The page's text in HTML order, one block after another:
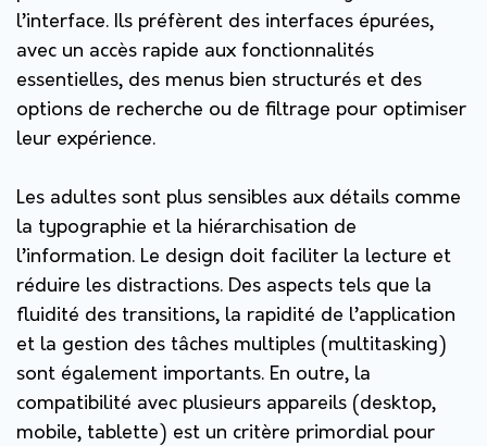
l’interface. Ils préfèrent des interfaces épurées,
avec un accès rapide aux fonctionnalités
essentielles, des menus bien structurés et des
options de recherche ou de filtrage pour optimiser
leur expérience.
Les adultes sont plus sensibles aux détails comme
la typographie et la hiérarchisation de
l’information. Le design doit faciliter la lecture et
réduire les distractions. Des aspects tels que la
fluidité des transitions, la rapidité de l’application
et la gestion des tâches multiples (multitasking)
sont également importants. En outre, la
compatibilité avec plusieurs appareils (desktop,
mobile, tablette) est un critère primordial pour